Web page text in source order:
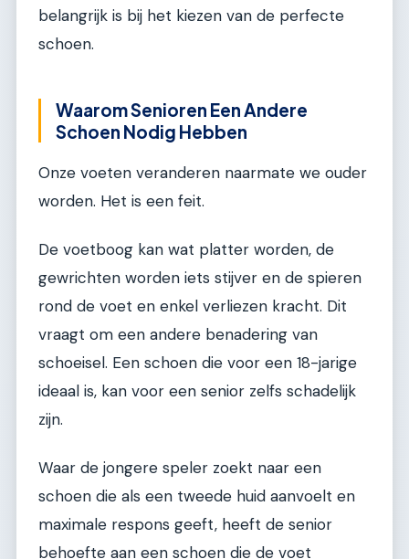
belangrijk is bij het kiezen van de perfecte
schoen.
Waarom Senioren Een Andere
Schoen Nodig Hebben
Onze voeten veranderen naarmate we ouder
worden. Het is een feit.
De voetboog kan wat platter worden, de
gewrichten worden iets stijver en de spieren
rond de voet en enkel verliezen kracht. Dit
vraagt om een andere benadering van
schoeisel. Een schoen die voor een 18-jarige
ideaal is, kan voor een senior zelfs schadelijk
zijn.
Waar de jongere speler zoekt naar een
schoen die als een tweede huid aanvoelt en
maximale respons geeft, heeft de senior
behoefte aan een schoen die de voet